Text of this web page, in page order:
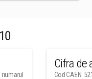
Cifra de
Cod CAEN: